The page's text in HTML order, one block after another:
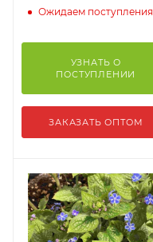
Ожидаем поступления
УЗНАТЬ О
ПОСТУПЛЕНИИ
ЗАКАЗАТЬ ОПТОМ